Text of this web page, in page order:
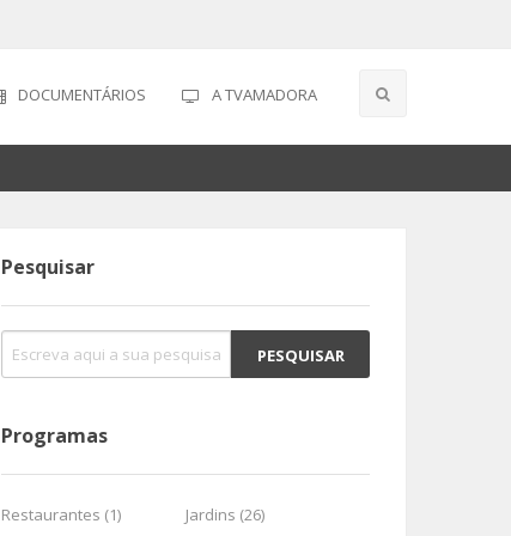
DOCUMENTÁRIOS A TVAMADORA
Pesquisar
Programas
Restaurantes (1)
Jardins (26)